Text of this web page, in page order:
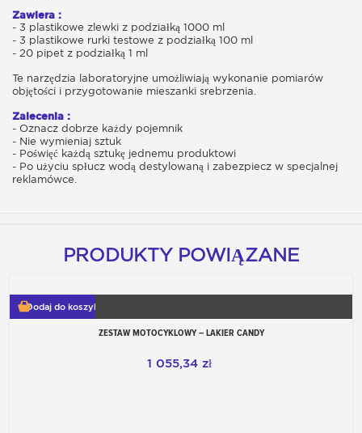
Zawiera :
- 3 plastikowe zlewki z podziałką 1000 ml
- 3 plastikowe rurki testowe z podziałką 100 ml
- 20 pipet z podziałką 1 ml
Te narzędzia laboratoryjne umożliwiają wykonanie pomiarów
objętości i przygotowanie mieszanki srebrzenia.
Zalecenia :
- Oznacz dobrze każdy pojemnik
- Nie wymieniaj sztuk
- Poświęć każdą sztukę jednemu produktowi
- Po użyciu spłucz wodą destylowaną i zabezpiecz w specjalnej
reklamówce.
PRODUKTY POWIĄZANE
Dodaj do koszyka
ZESTAW MOTOCYKLOWY – LAKIER CANDY
1 055,34 zł